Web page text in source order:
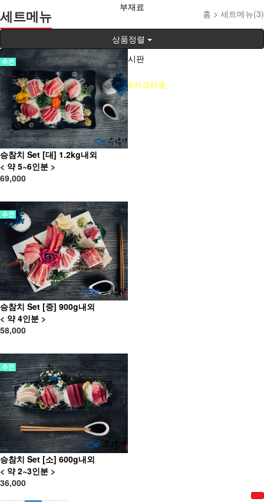
부재료
참치자료
게시판
승참치 테이크아웃
홈 > 세트메뉴(3)
세트메뉴
상품정렬
승참치 Set [대] 1.2kg내외
< 약 5~6인분 >
69,000
승참치 Set [중] 900g내외
< 약 4인분 >
58,000
승참치 Set [소] 600g내외
< 약 2~3인분 >
36,000